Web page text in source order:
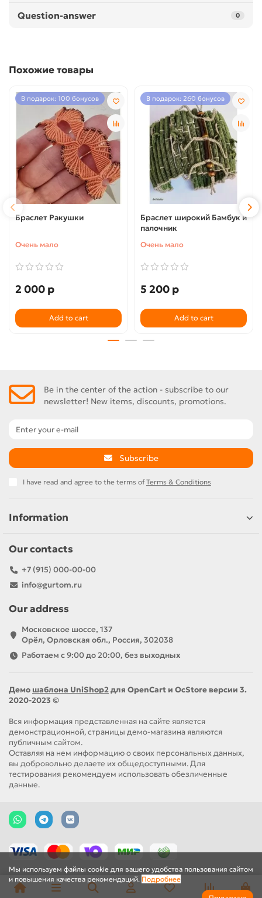
Question-answer 0
Похожие товары
В подарок: 100 бонусов
Браслет Ракушки
Очень мало
2 000 р
Add to cart
В подарок: 260 бонусов
Браслет широкий Бамбук и
палочник
Очень мало
5 200 р
Add to cart
Мы используем файлы cookie для вашего удобства пользования сайтом
и повышения качества рекомендаций. Подробнее
Be in the center of the action - subscribe to our
newsletter! New items, discounts, promotions.
Subscribe
I have read and agree to the terms ofTerms & Conditions
Information
Our contacts
+7 (915) 000-00-00
info@gurtom.ru
Our address
Московское шоссе, 137
Орёл, Орловская обл., Россия, 302038
Работаем с 9:00 до 20:00, без выходных
Демо шаблона UniShop2для OpenCart и OcStore версии 3.
2020-2023 ©
Вся информация представленная на сайте является
демонстрационной, страницы демо-магазина являются
публичным сайтом.
Оставляя на нем информацию о своих персональных данных,
вы добровольно делаете их общедоступными. Для
тестирования рекомендуем использовать обезличенные
данные.